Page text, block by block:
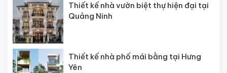
Thiết kế nhà vườn biệt thự hiện đại tại
Quảng Ninh
Thiết kế nhà phố mái bằng tại Hưng
Yên